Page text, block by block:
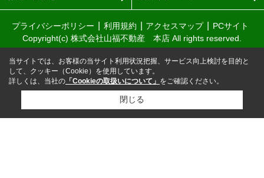
プライバシーポリシー 利用規約 アクセスマップ
PCサイト
Copyright(c) 株式会社山福不動産 本店 All rights reserved.
当サイトでは、お客様の当サイト利用状況把握、サービス向上検討を目的と
して、クッキー（Cookie）を使用しています。
詳しくは、当社の 「Cookieの取扱いについて」 をご確認ください。
閉じる